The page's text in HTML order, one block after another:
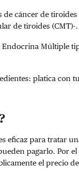
de cáncer de tiroides
de tiroides (CMT)-.
Endocrina Múltiple
platica con
eficaz para tratar
pagarlo. Por el
el precio de